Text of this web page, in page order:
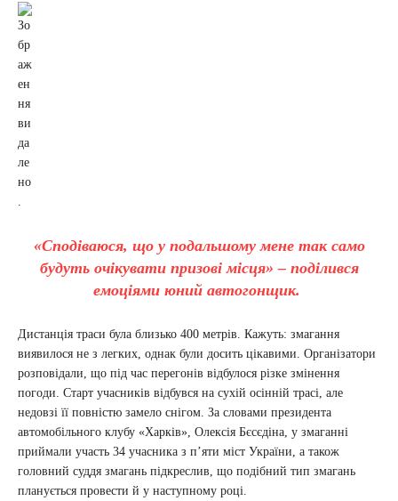
«Сподіваюся, що у подальшому мене так само
будуть очікувати призові місця» – поділився
емоціями юний автогонщик.
Дистанція траси була близько 400 метрів. Кажуть: змагання
виявилося не з легких, однак були досить цікавими. Організатори
розповідали, що під час перегонів відбулося різке змінення
погоди. Старт учасників відбувся на сухій осінній трасі, але
недовзі її повністю замело снігом. За словами президента
автомобільного клубу «Харків», Олексія Бєсєдіна, у змаганні
приймали участь 34 учасника з п’яти міст України, а також
головний суддя змагань підкреслив, що подібний тип змагань
планується провести й у наступному році.